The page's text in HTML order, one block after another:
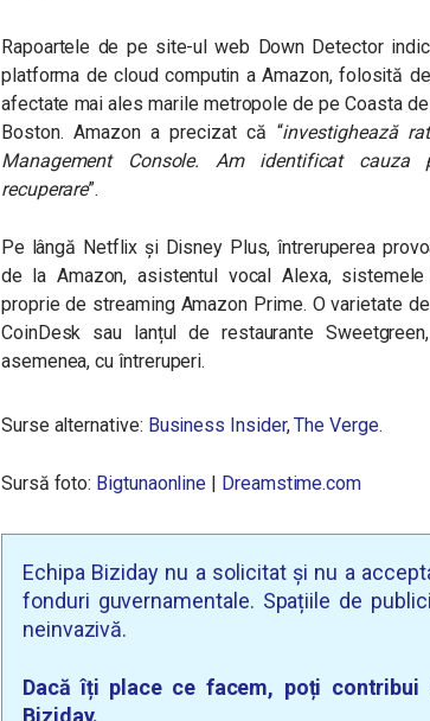
Rapoartele de pe site-ul web Down Detector
platforma de cloud computin a Amazon, folosită
afectate mai ales marile metropole de pe Coasta
Boston. Amazon a precizat că “investighează
Management Console. Am identificat
recuperare”.
Pe lângă Netflix și Disney Plus, întreruperea
de la Amazon, asistentul vocal Alexa,
proprie de streaming Amazon Prime. O varietate
CoinDesk sau lanțul de restaurante
asemenea, cu întreruperi.
Surse alternative: Business Insider,The Verge.
Sursă foto: Bigtunaonline | Dreamstime.com
Echipa Biziday nu a solicitat și nu a
fonduri guvernamentale. Spațiile de
neinvazivă.
Dacă îți place ce facem, poți contribui
Biziday.